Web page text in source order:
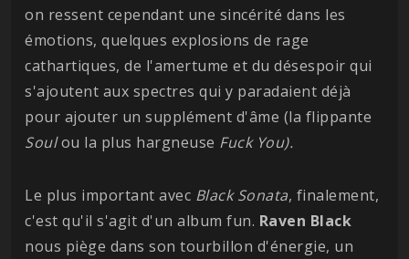
on ressent cependant une sincérité dans les
émotions, quelques explosions de rage
cathartiques, de l'amertume et du désespoir qui
s'ajoutent aux spectres qui y paradaient déjà
pour ajouter un supplément d'âme (la flippante
Soulou la plus hargneuse Fuck You).
Le plus important avec Black Sonata, finalement,
c'est qu'il s'agit d'un album fun. Raven Black
nous piège dans son tourbillon d'énergie, un